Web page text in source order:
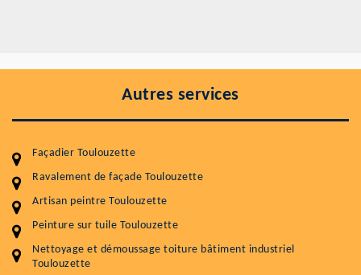
Autres services
Façadier Toulouzette
Ravalement de façade Toulouzette
Artisan peintre Toulouzette
Peinture sur tuile Toulouzette
Nettoyage et démoussage toiture bâtiment industriel
Toulouzette
Entretenir votre toiture, c'est préserver sa
durabilité